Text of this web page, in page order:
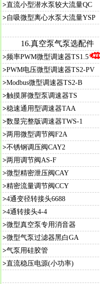
>直流小型潜水泵较大流量QC
>自吸微型离心水泵大流量YSP
16.真空泵气泵选配件
>频率PWM微型调速器TS1.5
>PWM电压微型调速器TS2-PV
>Modbus微型调速器TS2-B
>触摸屏微型泵调速器TS
>稳速通用型调速器TAA
>数显完整版调速器TWS-1
>两用微型调节阀F2A
>不锈钢调压阀CAY2
>两用调节阀AS-F
>微型精密泄压阀CAY
>精密流量调节阀CCY
>4通变径转接头6688
>4通转接头4-4
>微型真空泵专用消音器
>微型气泵过滤器黑白GA
>气泵用硅胶管
>直流稳压电源(小功率)